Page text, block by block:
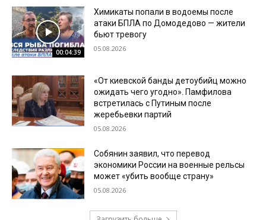
00:04:39
Химикаты попали в водоемы после
атаки БПЛА по Домодедово — жители
бьют тревогу
05.08.2026
«От киевской банды детоубийц можно
ожидать чего угодно». Памфилова
встретилась с Путиным после
жеребьевки партий
05.08.2026
Собянин заявил, что перевод
экономики России на военные рельсы
может «убить вообще страну»
05.08.2026